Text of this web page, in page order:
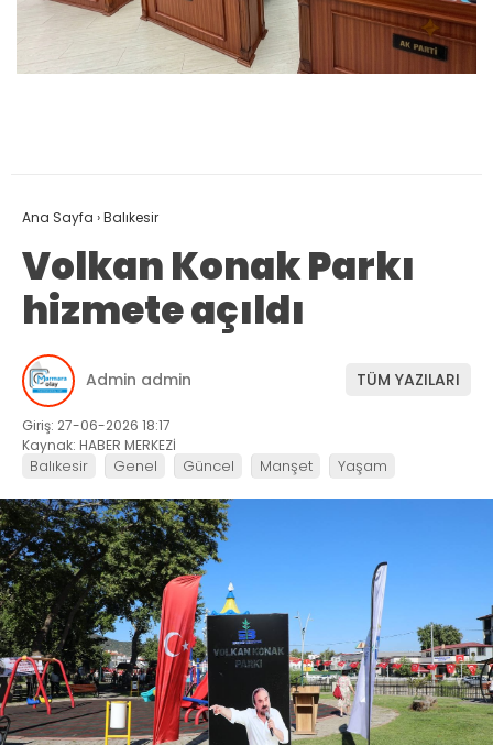
Ana Sayfa ›Balıkesir
Volkan Konak Parkı
hizmete açıldı
Admin admin TÜM YAZILARI
Giriş: 27-06-2026 18:17
Kaynak: HABER MERKEZİ
Balıkesir Genel Güncel Manşet Yaşam